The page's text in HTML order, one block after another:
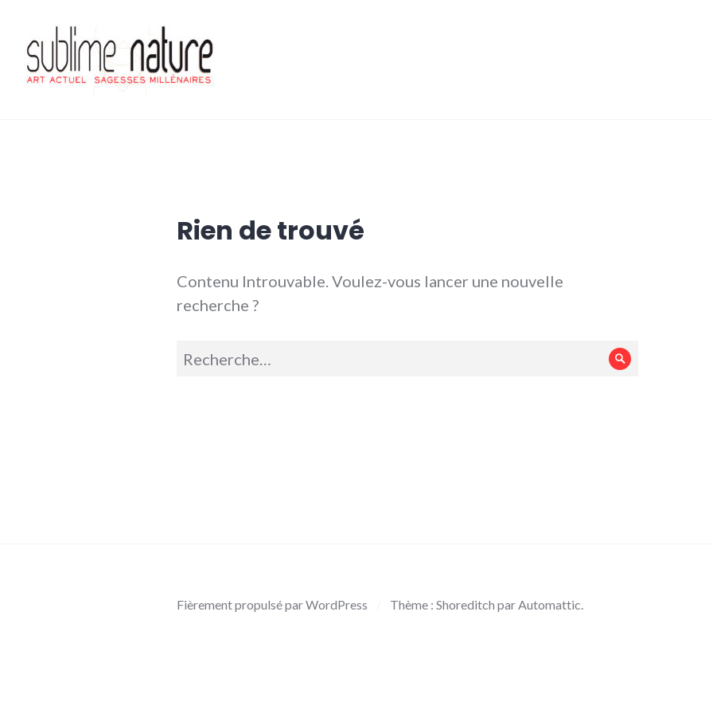
contenu
principal
Rien de trouvé
Contenu Introuvable. Voulez-vous lancer une nouvelle
recherche ?
Recherche
Rechercher
Fièrement propulsé par WordPress Thème : Shoreditch parAutomattic.